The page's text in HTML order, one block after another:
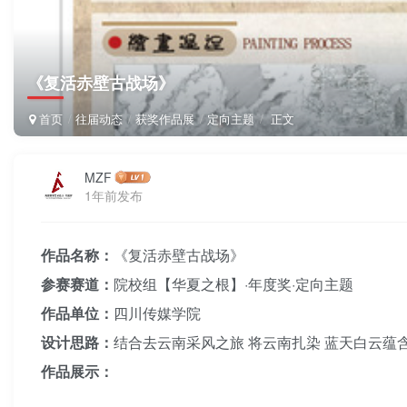
《复活赤壁古战场》
首页 往届动态 获奖作品展 定向主题 正文
MZF
1年前发布
作品名称：
《复活赤壁古战场》
参赛赛道： 院校组【华夏之根】·年度奖·定向主题
作品单位： 四川传媒学院
设计思路： 结合去云南采风之旅 将云南扎染 蓝天白云蕴
作品展示：